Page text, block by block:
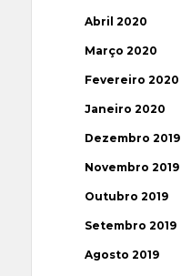
Abril 2020
Março 2020
Fevereiro 2020
Janeiro 2020
Dezembro 2019
Novembro 2019
Outubro 2019
Setembro 2019
Agosto 2019